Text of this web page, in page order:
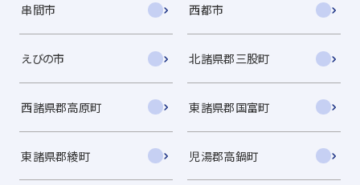
串間市 西都市
えびの市 北諸県郡三股町
西諸県郡高原町 東諸県郡国富町
東諸県郡綾町 児湯郡高鍋町